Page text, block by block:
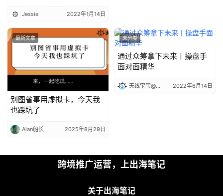
Jessie 2022年1月14日
最新文章
别图省事用虚拟卡，今天我
也踩坑了
Alan船长 2025年8月29日
未分类
通过众筹拿下未来丨操盘手
面对面精华
天线宝宝@出海笔记 2022年6月14日
跨境推广运营，上出海笔记
关于出海笔记